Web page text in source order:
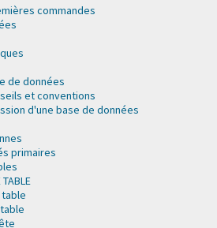
commandes
de données
et conventions
d'une base de données
primaires